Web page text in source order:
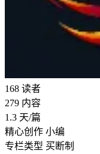
168 读者
279 内容
1.3 天/篇
精心创作 小编
专栏类型 买断制